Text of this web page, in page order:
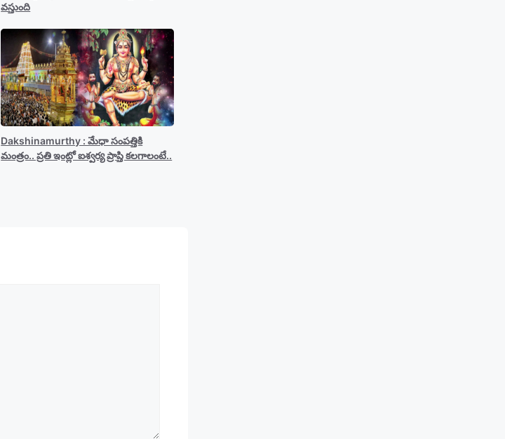
వస్తుంది
Dakshinamurthy : మేధా సంపత్తికి
మంత్రం.. ప్రతి ఇంట్లో ఐశ్వర్య ప్రాప్తి కలగాలంటే..